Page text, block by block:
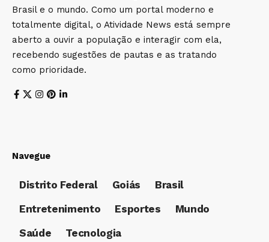
Brasil e o mundo. Como um portal moderno e
totalmente digital, o Atividade News está sempre
aberto a ouvir a população e interagir com ela,
recebendo sugestões de pautas e as tratando
como prioridade.
Navegue
Distrito Federal Goiás
Brasil
Entretenimento
Esportes
Mundo
Saúde
Tecnologia